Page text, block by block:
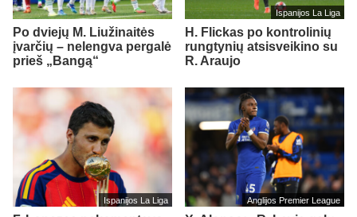
Po dviejų M. Liužinaitės
įvarčių – nelengva pergalė
prieš „Bangą“
Ispanijos La Liga
H. Flickas po kontrolinių
rungtynių atsisveikino su
R. Araujo
Ispanijos La Liga Anglijos Premier League